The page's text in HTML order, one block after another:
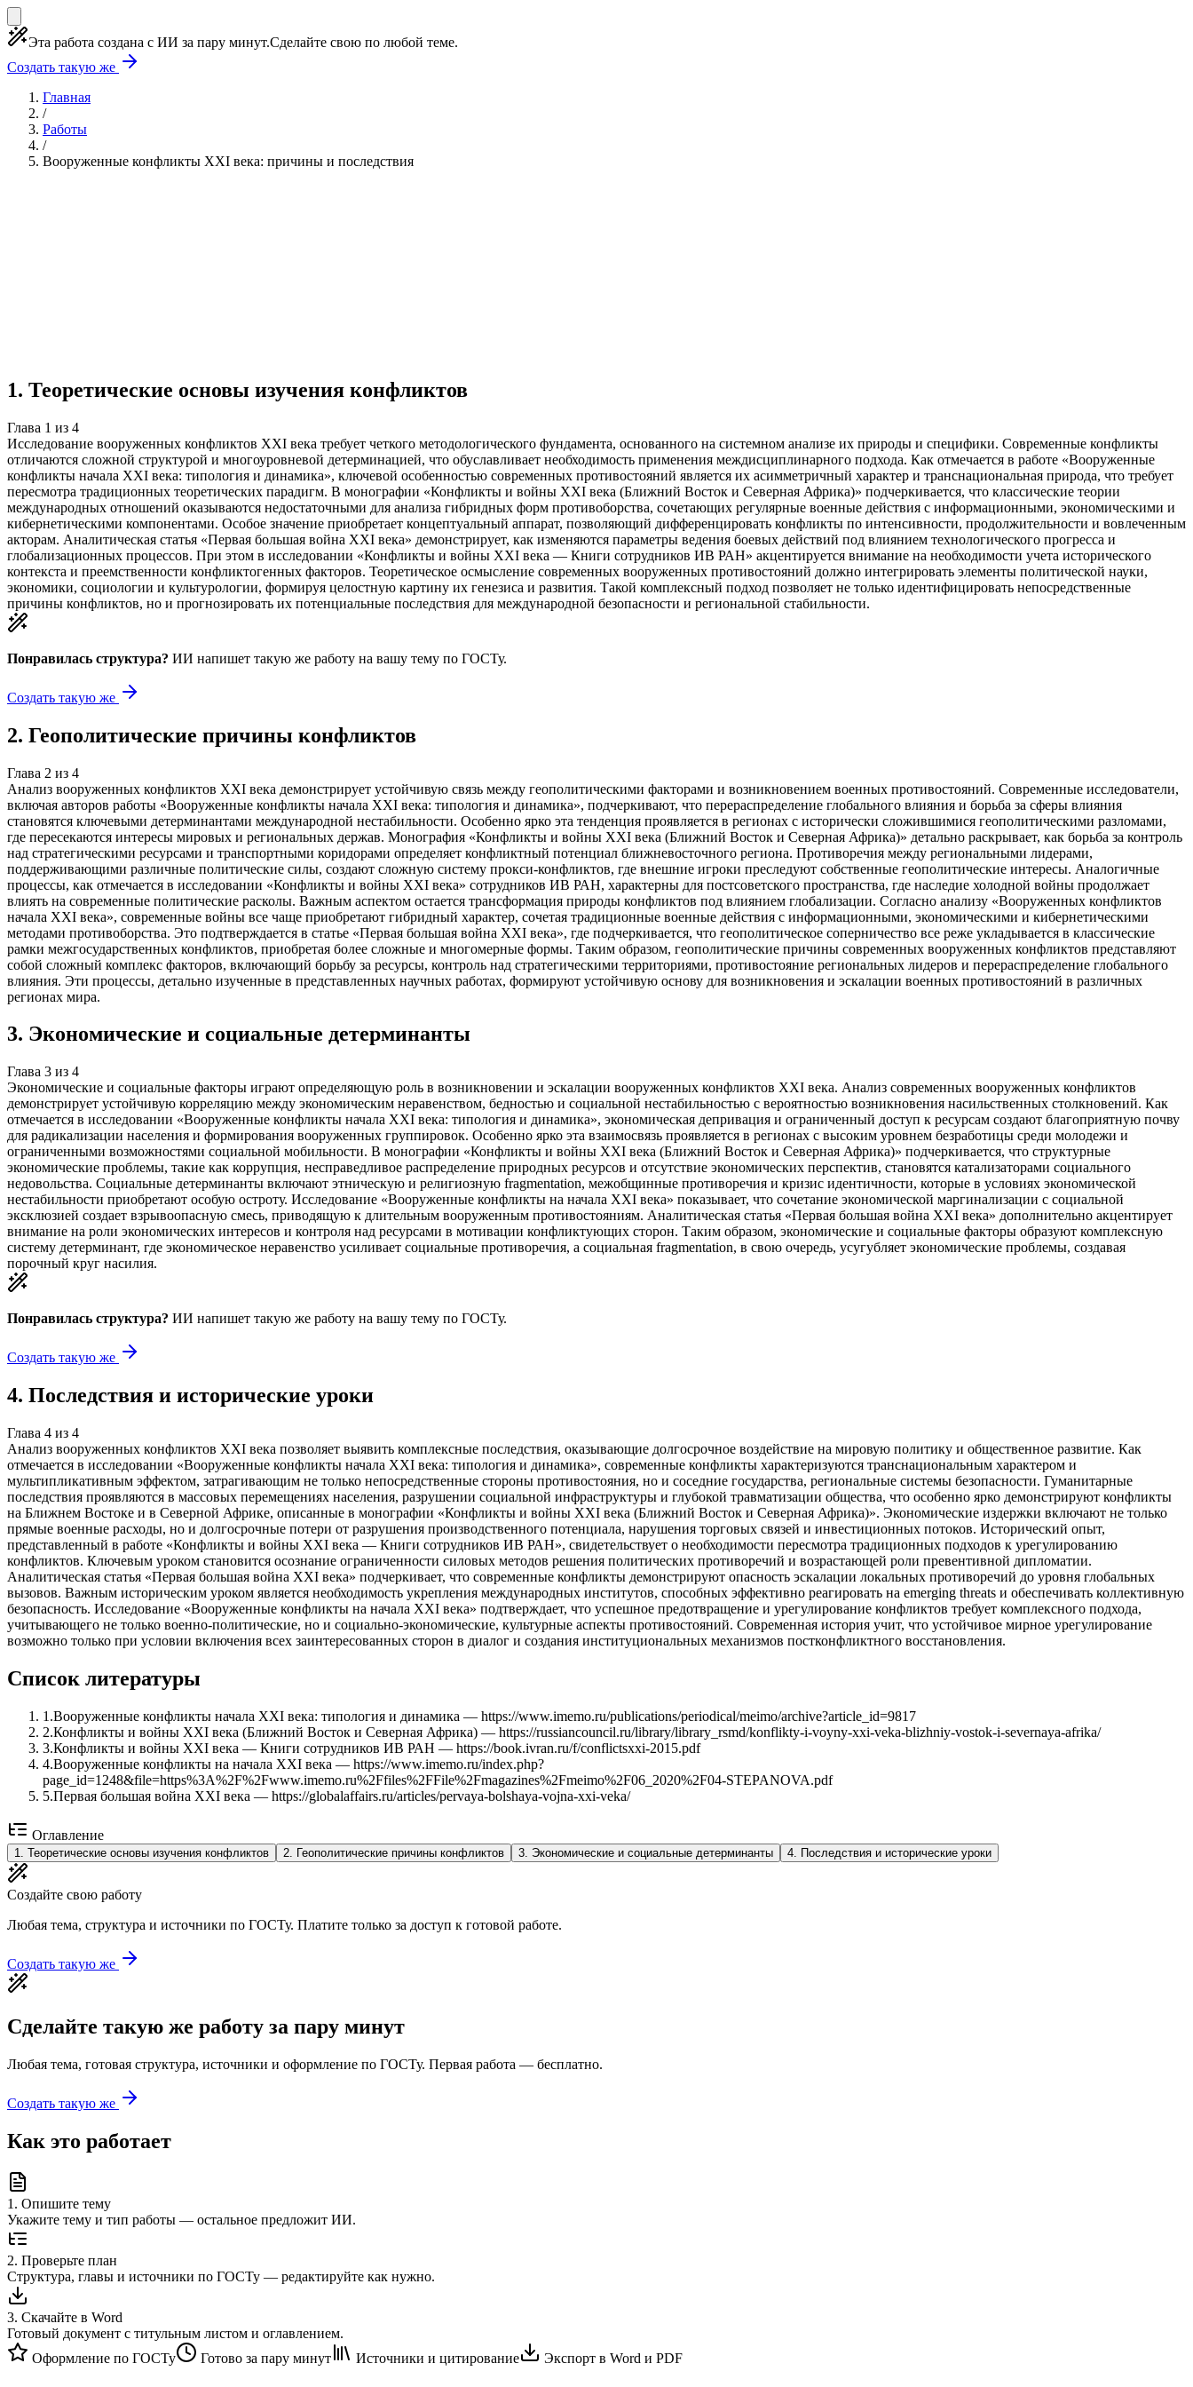
Эта работа создана с ИИ за пару минут.Сделайте свою по любой теме.
Создать такую же
Главная
/
Работы
/
Вооруженные конфликты XXI века: причины и последствия
1. Теоретические основы изучения конфликтов
Глава 1 из 4
Исследование вооруженных конфликтов XXI века требует четкого методологического фундамента, основанного на системном анализе их природы и специфики. Современные конфликты
отличаются сложной структурой и многоуровневой детерминацией, что обуславливает необходимость применения междисциплинарного подхода. Как отмечается в работе «Вооруженные
конфликты начала XXI века: типология и динамика», ключевой особенностью современных противостояний является их асимметричный характер и транснациональная природа, что требует
пересмотра традиционных теоретических парадигм. В монографии «Конфликты и войны XXI века (Ближний Восток и Северная Африка)» подчеркивается, что классические теории
международных отношений оказываются недостаточными для анализа гибридных форм противоборства, сочетающих регулярные военные действия с информационными, экономическими и
кибернетическими компонентами. Особое значение приобретает концептуальный аппарат, позволяющий дифференцировать конфликты по интенсивности, продолжительности и вовлеченным
акторам. Аналитическая статья «Первая большая война XXI века» демонстрирует, как изменяются параметры ведения боевых действий под влиянием технологического прогресса и
глобализационных процессов. При этом в исследовании «Конфликты и войны XXI века — Книги сотрудников ИВ РАН» акцентируется внимание на необходимости учета исторического
контекста и преемственности конфликтогенных факторов. Теоретическое осмысление современных вооруженных противостояний должно интегрировать элементы политической науки,
экономики, социологии и культурологии, формируя целостную картину их генезиса и развития. Такой комплексный подход позволяет не только идентифицировать непосредственные
причины конфликтов, но и прогнозировать их потенциальные последствия для международной безопасности и региональной стабильности.
Понравилась структура? ИИ напишет такую же работу на вашу тему по ГОСТу.
Создать такую же
2. Геополитические причины конфликтов
Глава 2 из 4
Анализ вооруженных конфликтов XXI века демонстрирует устойчивую связь между геополитическими факторами и возникновением военных противостояний. Современные исследователи,
включая авторов работы «Вооруженные конфликты начала XXI века: типология и динамика», подчеркивают, что перераспределение глобального влияния и борьба за сферы влияния
становятся ключевыми детерминантами международной нестабильности. Особенно ярко эта тенденция проявляется в регионах с исторически сложившимися геополитическими разломами,
где пересекаются интересы мировых и региональных держав. Монография «Конфликты и войны XXI века (Ближний Восток и Северная Африка)» детально раскрывает, как борьба за контроль
над стратегическими ресурсами и транспортными коридорами определяет конфликтный потенциал ближневосточного региона. Противоречия между региональными лидерами,
поддерживающими различные политические силы, создают сложную систему прокси-конфликтов, где внешние игроки преследуют собственные геополитические интересы. Аналогичные
процессы, как отмечается в исследовании «Конфликты и войны XXI века» сотрудников ИВ РАН, характерны для постсоветского пространства, где наследие холодной войны продолжает
влиять на современные политические расколы. Важным аспектом остается трансформация природы конфликтов под влиянием глобализации. Согласно анализу «Вооруженных конфликтов
начала XXI века», современные войны все чаще приобретают гибридный характер, сочетая традиционные военные действия с информационными, экономическими и кибернетическими
методами противоборства. Это подтверждается в статье «Первая большая война XXI века», где подчеркивается, что геополитическое соперничество все реже укладывается в классические
рамки межгосударственных конфликтов, приобретая более сложные и многомерные формы. Таким образом, геополитические причины современных вооруженных конфликтов представляют
собой сложный комплекс факторов, включающий борьбу за ресурсы, контроль над стратегическими территориями, противостояние региональных лидеров и перераспределение глобального
влияния. Эти процессы, детально изученные в представленных научных работах, формируют устойчивую основу для возникновения и эскалации военных противостояний в различных
регионах мира.
3. Экономические и социальные детерминанты
Глава 3 из 4
Экономические и социальные факторы играют определяющую роль в возникновении и эскалации вооруженных конфликтов XXI века. Анализ современных вооруженных конфликтов
демонстрирует устойчивую корреляцию между экономическим неравенством, бедностью и социальной нестабильностью с вероятностью возникновения насильственных столкновений. Как
отмечается в исследовании «Вооруженные конфликты начала XXI века: типология и динамика», экономическая депривация и ограниченный доступ к ресурсам создают благоприятную почву
для радикализации населения и формирования вооруженных группировок. Особенно ярко эта взаимосвязь проявляется в регионах с высоким уровнем безработицы среди молодежи и
ограниченными возможностями социальной мобильности. В монографии «Конфликты и войны XXI века (Ближний Восток и Северная Африка)» подчеркивается, что структурные
экономические проблемы, такие как коррупция, несправедливое распределение природных ресурсов и отсутствие экономических перспектив, становятся катализаторами социального
недовольства. Социальные детерминанты включают этническую и религиозную fragmentation, межобщинные противоречия и кризис идентичности, которые в условиях экономической
нестабильности приобретают особую остроту. Исследование «Вооруженные конфликты на начала XXI века» показывает, что сочетание экономической маргинализации с социальной
эксклюзией создает взрывоопасную смесь, приводящую к длительным вооруженным противостояниям. Аналитическая статья «Первая большая война XXI века» дополнительно акцентирует
внимание на роли экономических интересов и контроля над ресурсами в мотивации конфликтующих сторон. Таким образом, экономические и социальные факторы образуют комплексную
систему детерминант, где экономическое неравенство усиливает социальные противоречия, а социальная fragmentation, в свою очередь, усугубляет экономические проблемы, создавая
порочный круг насилия.
Понравилась структура? ИИ напишет такую же работу на вашу тему по ГОСТу.
Создать такую же
4. Последствия и исторические уроки
Глава 4 из 4
Анализ вооруженных конфликтов XXI века позволяет выявить комплексные последствия, оказывающие долгосрочное воздействие на мировую политику и общественное развитие. Как
отмечается в исследовании «Вооруженные конфликты начала XXI века: типология и динамика», современные конфликты характеризуются транснациональным характером и
мультипликативным эффектом, затрагивающим не только непосредственные стороны противостояния, но и соседние государства, региональные системы безопасности. Гуманитарные
последствия проявляются в массовых перемещениях населения, разрушении социальной инфраструктуры и глубокой травматизации общества, что особенно ярко демонстрируют конфликты
на Ближнем Востоке и в Северной Африке, описанные в монографии «Конфликты и войны XXI века (Ближний Восток и Северная Африка)». Экономические издержки включают не только
прямые военные расходы, но и долгосрочные потери от разрушения производственного потенциала, нарушения торговых связей и инвестиционных потоков. Исторический опыт,
представленный в работе «Конфликты и войны XXI века — Книги сотрудников ИВ РАН», свидетельствует о необходимости пересмотра традиционных подходов к урегулированию
конфликтов. Ключевым уроком становится осознание ограниченности силовых методов решения политических противоречий и возрастающей роли превентивной дипломатии.
Аналитическая статья «Первая большая война XXI века» подчеркивает, что современные конфликты демонстрируют опасность эскалации локальных противоречий до уровня глобальных
вызовов. Важным историческим уроком является необходимость укрепления международных институтов, способных эффективно реагировать на emerging threats и обеспечивать коллективную
безопасность. Исследование «Вооруженные конфликты на начала XXI века» подтверждает, что успешное предотвращение и урегулирование конфликтов требует комплексного подхода,
учитывающего не только военно-политические, но и социально-экономические, культурные аспекты противостояний. Современная история учит, что устойчивое мирное урегулирование
возможно только при условии включения всех заинтересованных сторон в диалог и создания институциональных механизмов постконфликтного восстановления.
Список литературы
1 .Вооруженные конфликты начала XXI века: типология и динамика — https://www.imemo.ru/publications/periodical/meimo/archive?article_id=9817
2.Конфликты и войны XXI века (Ближний Восток и Северная Африка) — https://russiancouncil.ru/library/library_rsmd/konflikty-i-voyny-xxi-veka-blizhniy-vostok-i-severnaya-afrika/
3.Конфликты и войны XXI века — Книги сотрудников ИВ РАН — https://book.ivran.ru/f/conflictsxxi-2015.pdf
4.Вооруженные конфликты на начала XXI века — https://www.imemo.ru/index.php?
page_id=1248&file=https%3A%2F%2Fwww.imemo.ru%2Ffiles%2FFile%2Fmagazines%2Fmeimo%2F06_2020%2F04-STEPANOVA.pdf
5.Первая большая война XXI века — https://globalaffairs.ru/articles/pervaya-bolshaya-vojna-xxi-veka/
Оглавление
1 Теоретические основы изучения конфликтов 2 Геополитические причины конфликтов 3 Экономические и социальные детерминанты 4 Последствия и исторические уроки
Создайте свою работу
Любая тема, структура и источники по ГОСТу. Платите только за доступ к готовой работе.
Создать такую же
Сделайте такую же работу за пару минут
Любая тема, готовая структура, источники и оформление по ГОСТу. Первая работа — бесплатно.
Создать такую же
Как это работает
1 . Опишите тему
Укажите тему и тип работы — остальное предложит ИИ.
2. Проверьте план
Структура, главы и источники по ГОСТу — редактируйте как нужно.
3. Скачайте в Word
Готовый документ с титульным листом и оглавлением.
Оформление по ГОСТу
Готово за пару минут Источники и цитирование Экспорт в Word и PDF